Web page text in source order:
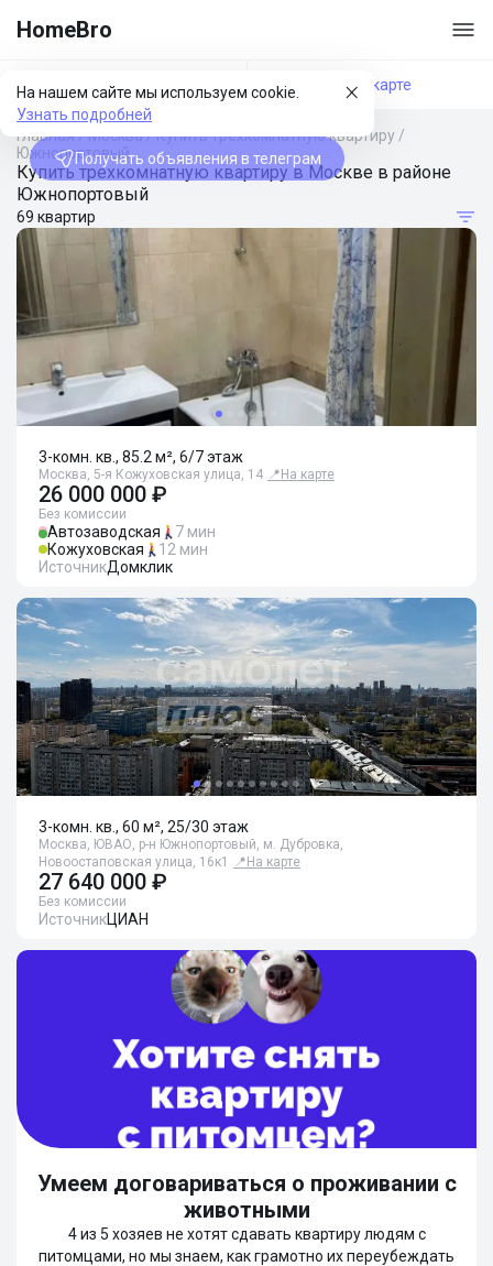
HomeBro
На нашем сайте мы используем cookie.
Узнать подробней
Получать объявления в телеграм
Фильтры На карте
Главная/Москва/Купить трехкомнатную квартиру /
Южнопортовый
Купить трехкомнатную квартиру в Москве в районе
Южнопортовый
69 квартир
3-комн. кв., 85.2 м², 6/7 этаж
Москва, 5-я Кожуховская улица, 14 📍 На карте
26 000 000 ₽
Без комиссии
Автозаводская
7 мин
Кожуховская
12 мин
ИсточникДомклик
3-комн. кв., 60 м², 25/30 этаж
Москва, ЮВАО, р-н Южнопортовый, м. Дубровка,
Новоостаповская улица, 16к1
📍 На карте
27 640 000 ₽
Без комиссии
ИсточникЦИАН
Умеем договариваться о проживании с
животными
4 из 5 хозяев не хотят сдавать квартиру людям с
питомцами, но мы знаем, как грамотно их переубеждать